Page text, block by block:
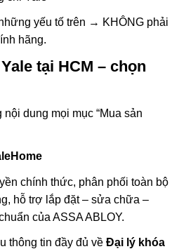
yếu tố trên → KHÔNG phải
hãng.
tại HCM – chọn
dung mọi mục “Mua sản
chính thức, phân phối toàn bộ
hỗ trợ lắp đặt – sửa chữa –
của ASSA ABLOY.
thông tin đầy đủ về Đại lý khóa